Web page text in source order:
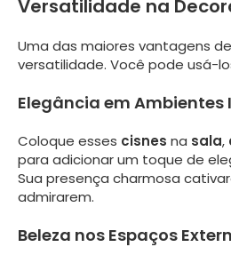
Versatilidade na
Uma das maiores vantagens
versatilidade. Você pode usá-
Elegância em Ambientes
Coloque esses cisnes na sala,
para adicionar um toque de
Sua presença charmosa
admirarem.
Beleza nos Espaços